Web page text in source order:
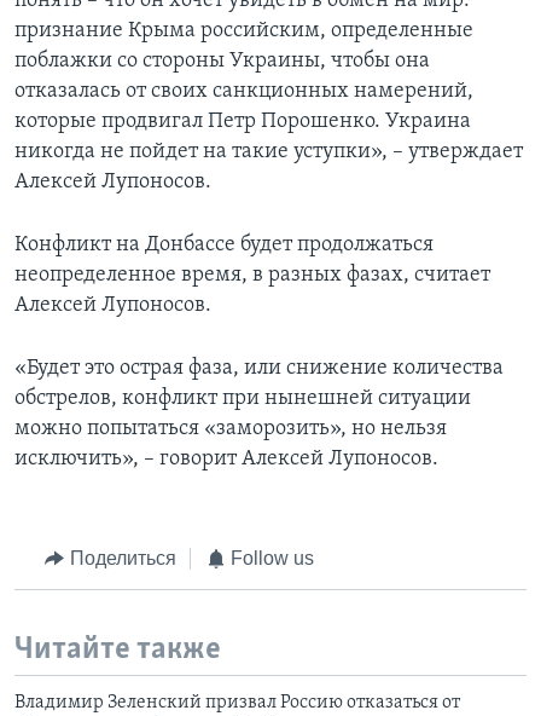
признание Крыма российским, определенные
поблажки со стороны Украины, чтобы она
отказалась от своих санкционных намерений,
которые продвигал Петр Порошенко. Украина
никогда не пойдет на такие уступки», – утверждает
Алексей Лупоносов.
Конфликт на Донбассе будет продолжаться
неопределенное время, в разных фазах, считает
Алексей Лупоносов.
«Будет это острая фаза, или снижение количества
обстрелов, конфликт при нынешней ситуации
можно попытаться «заморозить», но нельзя
исключить», – говорит Алексей Лупоносов.
Поделиться Follow us
Читайте также
Владимир Зеленский призвал Россию отказаться от